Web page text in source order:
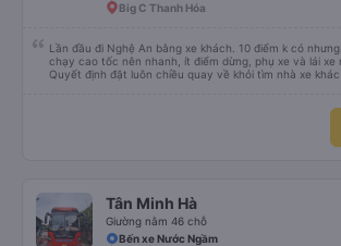
Big C Thanh Hóa
Lần đầu đi Nghệ An bằng xe khách. 10 điểm k có
chạy cao tốc nên nhanh, ít điểm dừng, phụ xe và lái xe
Quyết định đặt luôn chiều quay về khỏi tìm nhà xe khác
Tân Minh Hà
Giường nằm 46 chỗ
Bến xe Nước Ngầm